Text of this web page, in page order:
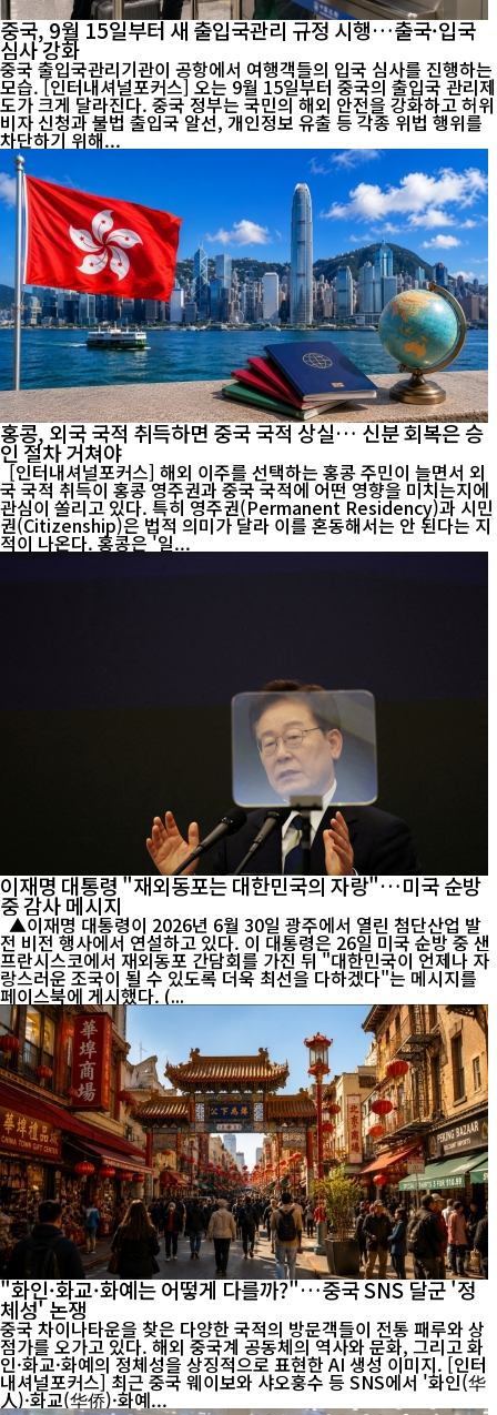
중국, 9월 15일부터 새 출입국관리 규정 시행…출국·입국
심사 강화
중국 출입국관리기관이 공항에서 여행객들의 입국 심사를 진행하는
모습. [인터내셔널포커스] 오는 9월 15일부터 중국의 출입국 관리제
도가 크게 달라진다. 중국 정부는 국민의 해외 안전을 강화하고 허위
비자 신청과 불법 출입국 알선, 개인정보 유출 등 각종 위법 행위를
차단하기 위해...
홍콩, 외국 국적 취득하면 중국 국적 상실… 신분 회복은 승
인 절차 거쳐야
[인터내셔널포커스] 해외 이주를 선택하는 홍콩 주민이 늘면서 외
국 국적 취득이 홍콩 영주권과 중국 국적에 어떤 영향을 미치는지에
관심이 쏠리고 있다. 특히 영주권(Permanent Residency)과 시민
권(Citizenship)은 법적 의미가 달라 이를 혼동해서는 안 된다는 지
적이 나온다. 홍콩은 '일...
이재명 대통령 "재외동포는 대한민국의 자랑"…미국 순방
중 감사 메시지
▲이재명 대통령이 2026년 6월 30일 광주에서 열린 첨단산업 발
전 비전 행사에서 연설하고 있다. 이 대통령은 26일 미국 순방 중 샌
프란시스코에서 재외동포 간담회를 가진 뒤 "대한민국이 언제나 자
랑스러운 조국이 될 수 있도록 더욱 최선을 다하겠다"는 메시지를
페이스북에 게시했다. (...
"화인·화교·화예는 어떻게 다를까?"…중국 SNS 달군 '정
체성' 논쟁
중국 차이나타운을 찾은 다양한 국적의 방문객들이 전통 패루와 상
점가를 오가고 있다. 해외 중국계 공동체의 역사와 문화, 그리고 화
인·화교·화예의 정체성을 상징적으로 표현한 AI 생성 이미지. [인터
내셔널포커스] 최근 중국 웨이보와 샤오훙수 등 SNS에서 '화인(华
人)·화교(华侨)·화예...